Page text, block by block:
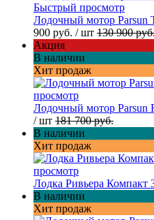
Быстрый просмотр
Лодочный мотор Parsun
900 руб. / шт 130 900
Акция
В наличии
Хит продаж
просмотр
Лодочный мотор Parsun
/ шт 181 700 руб.
В наличии
Хит продаж
просмотр
Лодка Ривьера
В наличии
Хит продаж